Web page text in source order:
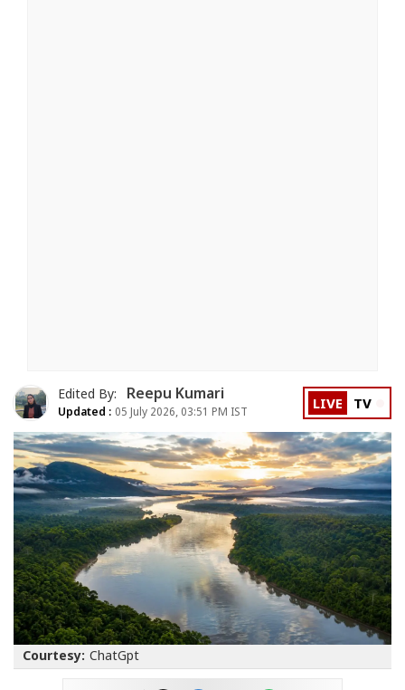
Edited By: Reepu Kumari
Updated : 05 July 2026, 03:51 PM IST LIVE TV
Courtesy: ChatGpt